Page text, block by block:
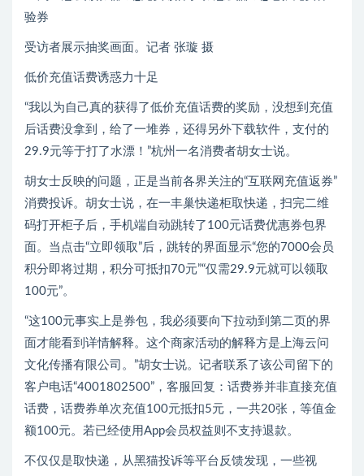
受访者展示抽奖画面。记者 张璇 摄
低价充值话费诱惑力十足
“我以为自己真的获得了低价充值话费的奖励，没想到充值
后话费没拿到，给了一堆券，还得另外下载软件，支付的
29.9元等于打了水漂！”杭州一名消费者胡女士说。
胡女士反映的问题，正是当前各界关注的“互联网充值返券”
消费投诉。胡女士说，在一丰巢快递柜取快递，扫完二维
码打开柜子后，手机端自动跳转了100元话费优惠券包界
面。当点击“立即领取”后，跳转的界面显示“您的7000会员
积分即将过期，积分可抵扣70元”“仅需29.9元就可以领取
100元”。
“这100元事实上是券包，我必须要向下拉动到第二页的界
面才能看到详情解释。这个商家活动的解释方是上海云问
文化传播有限公司。”胡女士说。记者联系了该公司留下的
客户电话“4001802500”，客服回复：话费券并非直接充值
话费，话费券单次充值100元抵扣5元，一共20张，等值金
额100元。若已经使用App会员权益则不支持退款。
不仅仅是取快递，从黑猫投诉等平台反馈发现，一些视